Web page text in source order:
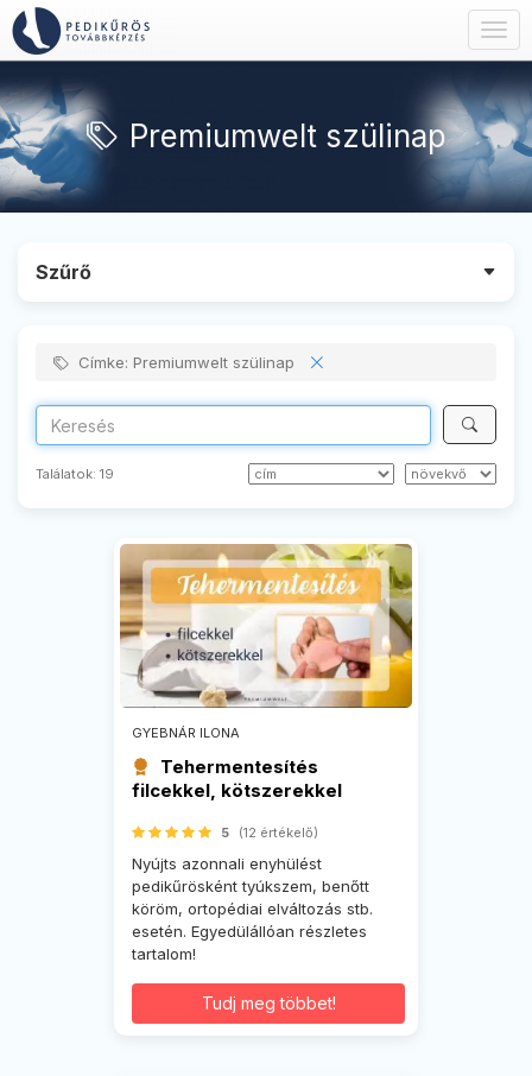
Premiumwelt szülinap
Szűrő
Címke: Premiumwelt szülinap
Találatok: 19
GYEBNÁR ILONA
Tehermentesítés
filcekkel, kötszerekkel
5 (12 értékelő)
Nyújts azonnali enyhülést
pedikűrösként tyúkszem, benőtt
köröm, ortopédiai elváltozás stb.
esetén. Egyedülállóan részletes
tartalom!
Tudj meg többet!